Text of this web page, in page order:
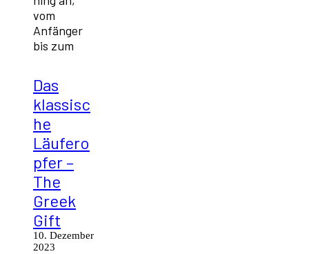
vom
Anfänger
bis zum
Das
klassisc
he
Läufero
pfer –
The
Greek
Gift
10. Dezember
2023